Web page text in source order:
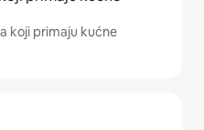
koji primaju kućne